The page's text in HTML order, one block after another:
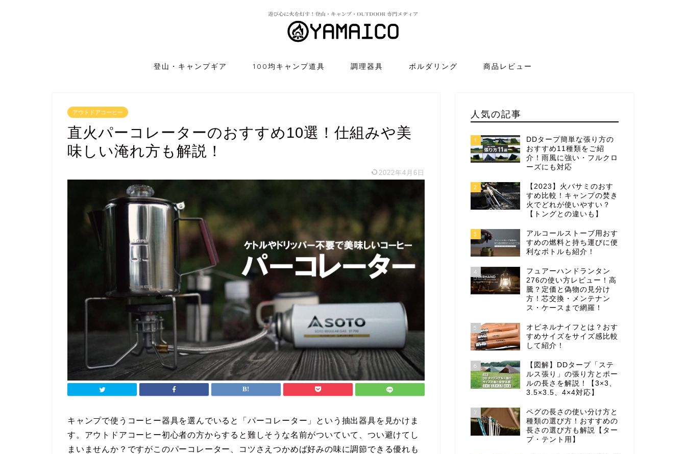
登山・キャンプギア 100均キャンプ道具 調理器具 ボルダリング 商品レビュー
アウトドアコーヒー
直火パーコレーターのおすすめ10選！仕組みや美
味しい淹れ方も解説！
2022年4月6日
キャンプで使うコーヒー器具を選んでいると「パーコレーター」という抽出器具を見かけま
す。アウトドアコーヒー初心者の方からすると難しそうな名前がついていて、つい避けてし
まいませんか？ですがこのパーコレーター、コツさえつかめば好みの味に調節できる優れも
人気の記事
1
DDタープ簡単な張り方の
おすすめ11種類をご紹
介！雨風に強い・フルクロ
ーズにも対応
2
【2023】火バサミのおす
すめ比較！キャンプの焚き
火でどれが使いやすい？
【トングとの違いも】
3
アルコールストーブ用おす
すめの燃料と持ち運びに便
利なボトルも紹介！
4
フュアーハンドランタン
276の使い方レビュー！高
騰？定価と偽物の見分け
方！芯交換・メンテナン
ス・ケースまで網羅！
5
オピネルナイフとは？おす
すめサイズをサイズ感比較
して紹介！
6
【図解】DDタープ「ステ
ルス張り」の張り方とポー
ルの長さを解説！【3×3、
3.5×3.5、4×4対応】
7
ペグの長さの使い分け方と
種類の選び方！おすすめの
長さの選び方も解説【ター
プ・テント用】